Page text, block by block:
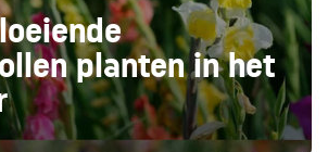
planten in het